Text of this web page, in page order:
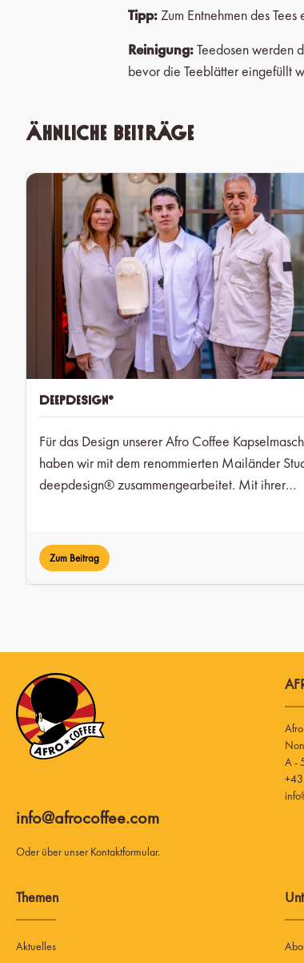
Tipp:Zum Entnehmen des
Reinigung:Teedosen werden
bevor die Teeblätter eingefüllt
Ähnliche Beiträge
deepdesign®
Für das Design unserer Afro Coffee
haben wir mit dem renommierten Mailänder
deepdesign® zusammengearbeitet. Mit ihrer
eine zeitlose, nutzerfreundliche Form übersetzt.
Zum Beitrag
info@afrocoffee.com
Oder über unser Kontaktformular.
A -
Themen
Aktuelles